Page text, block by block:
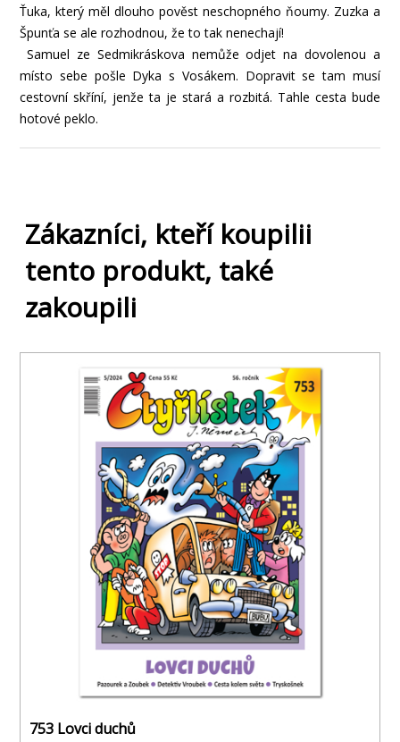
Ťuka, který měl dlouho pověst neschopného ňoumy. Zuzka a
Špunťa se ale rozhodnou, že to tak nenechají!
Samuel ze Sedmikráskova nemůže odjet na dovolenou a
místo sebe pošle Dyka s Vosákem. Dopravit se tam musí
cestovní skříní, jenže ta je stará a rozbitá. Tahle cesta bude
hotové peklo.
Zákazníci, kteří koupilii
tento produkt, také
zakoupili
753 Lovci duchů